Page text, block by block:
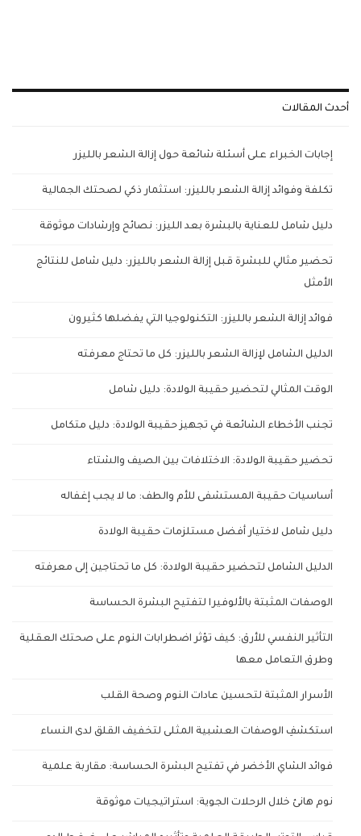
أحدث المقالات
إجابات الخبراء على أسئلة شائعة حول إزالة الشعر بالليزر
تكلفة وفوائد إزالة الشعر بالليزر: استثمار ذكي لصحتك الجمالية
دليل شامل للعناية بالبشرة بعد الليزر: نصائح وإرشادات موثوقة
تحضير مثالي للبشرة قبل إزالة الشعر بالليزر: دليل شامل للنتائج
الأمثل
فوائد إزالة الشعر بالليزر: التكنولوجيا التي يفضلها كثيرون
الدليل الشامل لإزالة الشعر بالليزر: كل ما تحتاج معرفته
الوقت المثالي لتحضير حقيبة الولادة: دليل شامل
تجنب الأخطاء الشائعة في تجهيز حقيبة الولادة: دليل متكامل
تحضير حقيبة الولادة: الاختلافات بين الصيف والشتاء
أساسيات حقيبة المستشفى للأم والطف: ما لا يجب إغفاله
دليل شامل لاختيار أفضل مستلزمات حقيبة الولادة
الدليل الشامل لتحضير حقيبة الولادة: كل ما تحتاجين إلى معرفته
الوصفات المثبتة بالألوفيرا لتفتيح البشرة الحساسة
التأثير النفسي للأرق: كيف تؤثر اضطرابات النوم على صحتك العقلية
وطرق التعامل معها
الأسرار المثبتة لتحسين عادات النوم وصحة القلب
استكشفِ الوصفات العشبية المثلى لتخفيف القلق لدى النساء
فوائد الشاي الأخضر في تفتيح البشرة الحساسة: مقاربة علمية
نوم هانئ خلال الرحلات الجوية: استراتيجيات موثوقة